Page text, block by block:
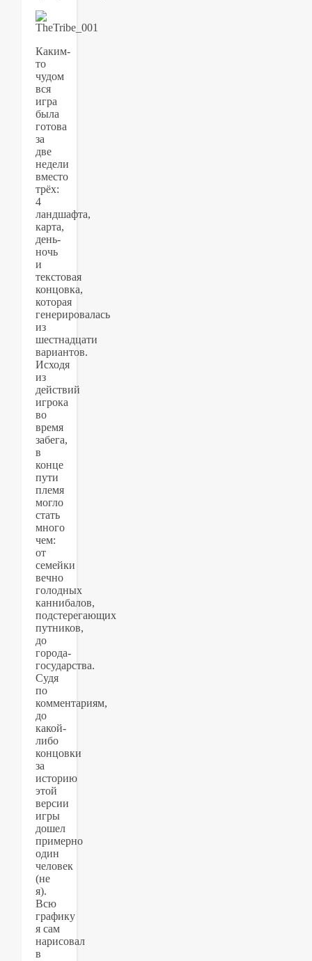
Каким-
то
чудом
вся
игра
была
готова
за
две
недели
вместо
трёх:
4
ландшафта,
карта,
день-
ночь
и
текстовая
концовка,
которая
генерировалась
из
шестнадцати
вариантов.
Исходя
из
действий
игрока
во
время
забега,
в
конце
пути
племя
могло
стать
много
чем:
от
семейки
вечно
голодных
каннибалов,
подстерегающих
путников,
до
города-
государства.
Судя
по
комментариям,
до
какой-
либо
концовки
за
историю
этой
версии
игры
дошел
примерно
один
человек
(не
я).
Всю
графику
я сам
нарисовал
в